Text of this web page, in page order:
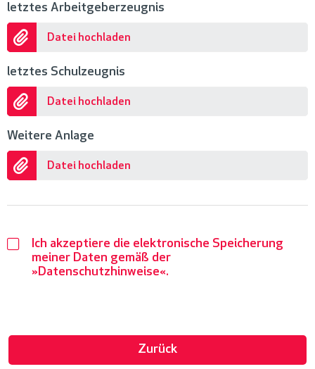
letztes Arbeitgeberzeugnis
Datei hochladen
letztes Schulzeugnis
Datei hochladen
Weitere Anlage
Datei hochladen
Ich akzeptiere die elektronische Speicherung
meiner Daten gemäß der
Datenschutzhinweise .
Zurück